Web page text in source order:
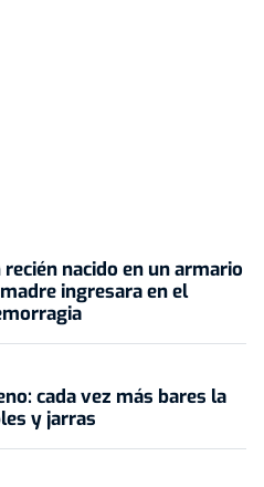
nacido en un armario
ingresara en el
cada vez más bares la
y jarras